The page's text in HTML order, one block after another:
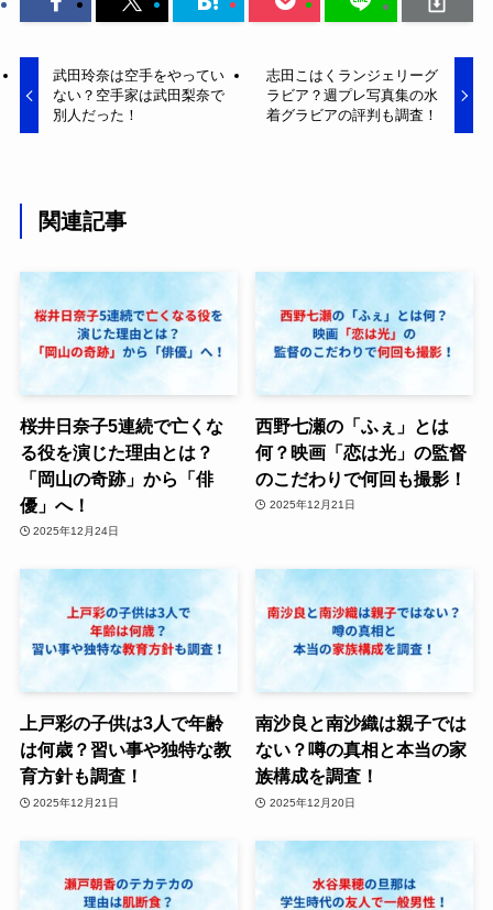
武田玲奈は空手をやってい
ない？空手家は武田梨奈で
別人だった！
志田こはくランジェリーグ
ラビア？週プレ写真集の水
着グラビアの評判も調査！
関連記事
桜井日奈子5連続で亡くな
る役を演じた理由とは？
「岡山の奇跡」から「俳
優」へ！
2025年12月24日
西野七瀬の「ふぇ」とは
何？映画「恋は光」の監督
のこだわりで何回も撮影！
2025年12月21日
上戸彩の子供は3人で年齢
は何歳？習い事や独特な教
育方針も調査！
2025年12月21日
南沙良と南沙織は親子では
ない？噂の真相と本当の家
族構成を調査！
2025年12月20日